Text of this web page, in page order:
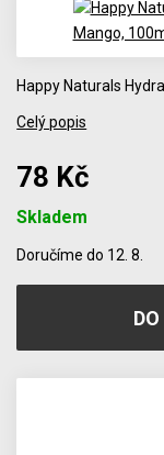
Happy Naturals
Celý popis
78 Kč
Skladem
Doručíme do 12. 8.